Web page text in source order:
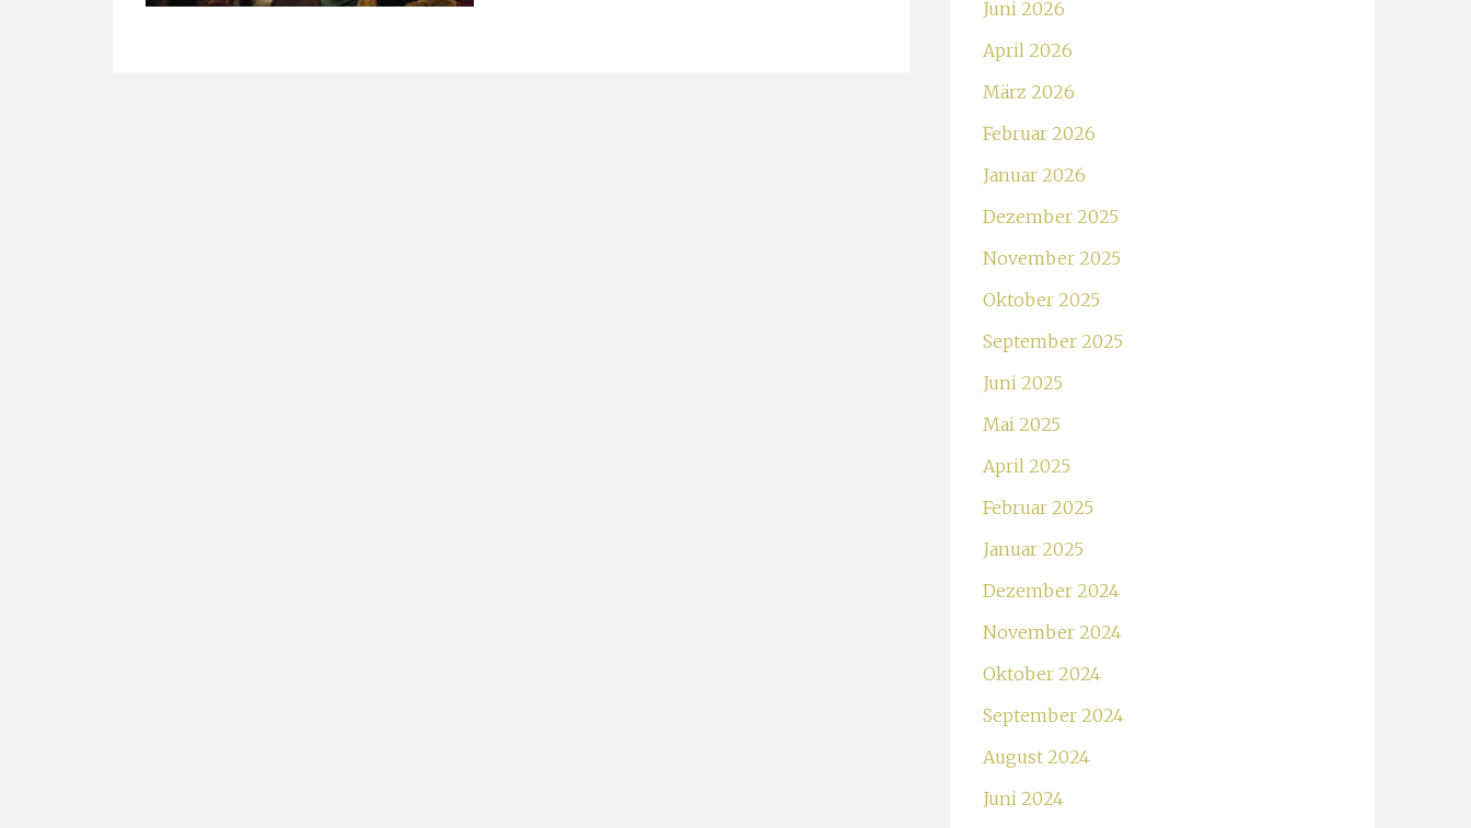
Juni 2026
April 2026
März 2026
Februar 2026
Januar 2026
Dezember 2025
November 2025
Oktober 2025
September 2025
Juni 2025
Mai 2025
April 2025
Februar 2025
Januar 2025
Dezember 2024
November 2024
Oktober 2024
September 2024
August 2024
Juni 2024